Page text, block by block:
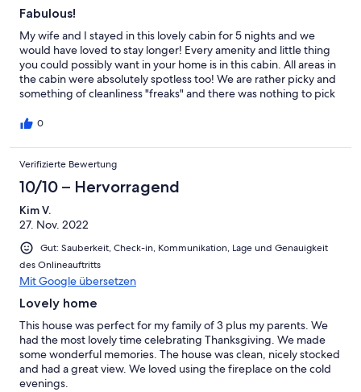
Fabulous!
My wife and I stayed in this lovely cabin for 5 nights and we
would have loved to stay longer! Every amenity and little thing
you could possibly want in your home is in this cabin. All areas in
the cabin were absolutely spotless too! We are rather picky and
something of cleanliness "freaks" and there was nothing to pick
pride! The King size bed in the main bedroom was really
absorbent and of very good quality. Soaps, lotions, extra tp,
paper towels, etc. all there for your use. None of that "starter"
supply nonsense here!! We spent the tail end of each day on the
porch looking out over the mountains and it was so serene and
thee view really is good! A pair of Dark eyed Junkos were
building a nest in the fern by the door, and some Towhee's were
foraging around the base of the deck so if you love birds like we
do this is another great reason to stay here! There are even
binoculars to help with the one farther out. The owner, Dayle
was superby responsive to all communication. All paved access
to the house and you even have access to the carport to keep
your bike(s) or a car under cover. That's a rare bonus!! This is a
hidden gem amongst the hundreds of rental properties out
there and we will be staying here again. Thank you Dayle for a
wonderful rental experience!!
0
Verifizierte Bewertung
10/10 – Hervorragend
Kim V.
27. Nov. 2022
Gut: Sauberkeit, Check-in, Kommunikation, Lage und Genauigkeit
des Onlineauftritts
Mit Google übersetzen
Lovely home
This house was perfect for my family of 3 plus my parents. We
had the most lovely time celebrating Thanksgiving. We made
some wonderful memories. The house was clean, nicely stocked
and had a great view. We loved using the fireplace on the cold
evenings.